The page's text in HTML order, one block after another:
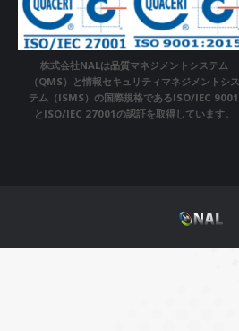
株式会社NALは品質マネジメントシステム
（QMS）と情報セキュリティマネジメントシス
テム（ISMS）の国際規格であるISO/IEC 9001
とISO/IEC 27001の認証を取得しています。